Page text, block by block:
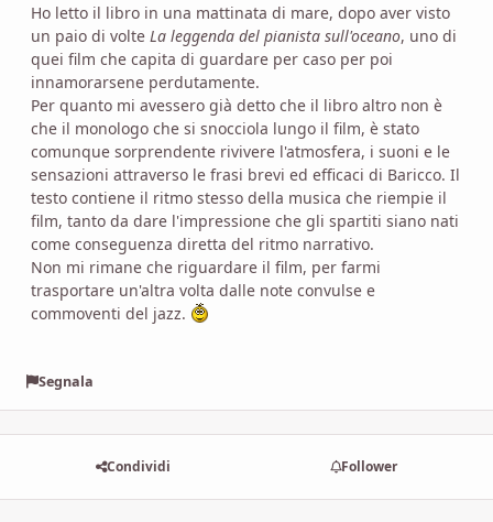
Ho letto il libro in una mattinata di mare, dopo aver visto
un paio di volte La leggenda del pianista sull'oceano, uno di
quei film che capita di guardare per caso per poi
innamorarsene perdutamente.
Per quanto mi avessero già detto che il libro altro non è
che il monologo che si snocciola lungo il film, è stato
comunque sorprendente rivivere l'atmosfera, i suoni e le
sensazioni attraverso le frasi brevi ed efficaci di Baricco. Il
testo contiene il ritmo stesso della musica che riempie il
film, tanto da dare l'impressione che gli spartiti siano nati
come conseguenza diretta del ritmo narrativo.
Non mi rimane che riguardare il film, per farmi
trasportare un'altra volta dalle note convulse e
commoventi del jazz.
Segnala
Condividi Follower